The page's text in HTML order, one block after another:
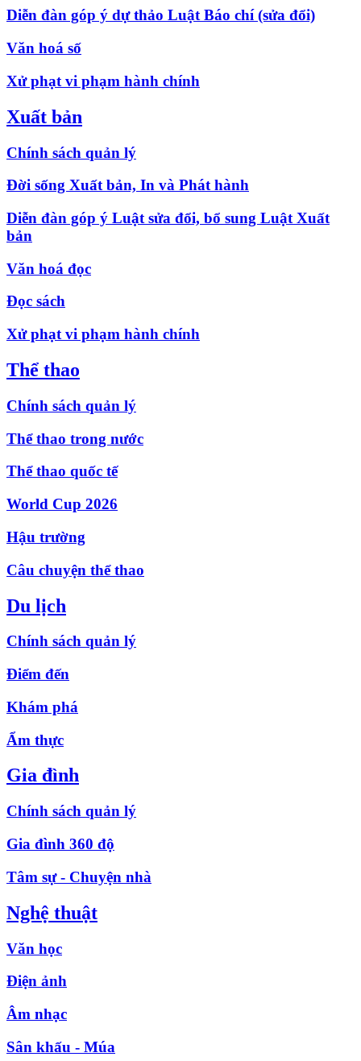
Diễn đàn góp ý dự thảo Luật Báo chí (sửa đổi)
Văn hoá số
Xử phạt vi phạm hành chính
Xuất bản
Chính sách quản lý
Đời sống Xuất bản, In và Phát hành
Diễn đàn góp ý Luật sửa đổi, bổ sung Luật Xuất
bản
Văn hoá đọc
Đọc sách
Xử phạt vi phạm hành chính
Thể thao
Chính sách quản lý
Thể thao trong nước
Thể thao quốc tế
World Cup 2026
Hậu trường
Câu chuyện thể thao
Du lịch
Chính sách quản lý
Điểm đến
Khám phá
Ẩm thực
Gia đình
Chính sách quản lý
Gia đình 360 độ
Tâm sự - Chuyện nhà
Nghệ thuật
Văn học
Điện ảnh
Âm nhạc
Sân khấu - Múa